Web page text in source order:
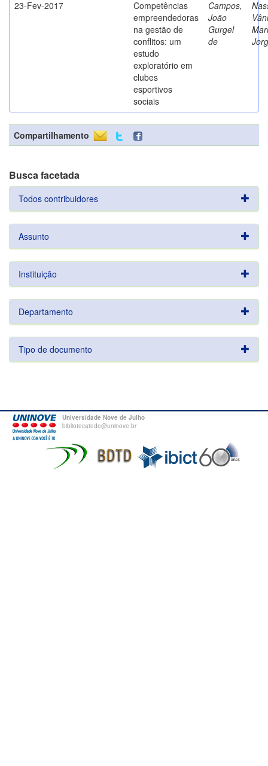
23-Fev-2017
Competências
empreendedoras
na gestão de
conflitos: um
estudo
exploratório em
clubes
esportivos
sociais
Campos,
João
Gurgel
de
Compartilhamento
Busca facetada
Todos contribuidores
Assunto
Instituição
Departamento
Tipo de documento
Universidade Nove de Julho
bibliotecatede@uninove.br